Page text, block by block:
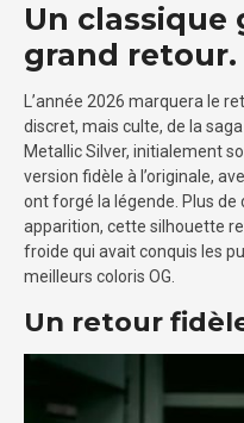
Un classique
grand retour.
L’année 2026 marquera le
discret, mais culte, de la
Metallic Silver, initialement
version fidèle à l’originale,
ont forgé la légende. Plus
apparition, cette silhouette
froide qui avait conquis les
meilleurs coloris OG.
Un retour